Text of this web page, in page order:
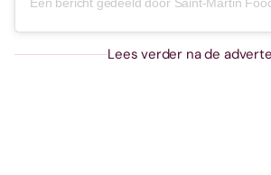
Lees verder na de